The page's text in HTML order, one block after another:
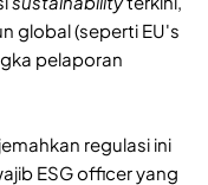
global (seperti EU's
pelaporan
regulasi ini
ESG officer yang